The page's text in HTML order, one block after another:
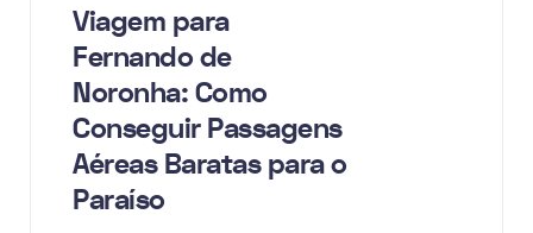
Viagem para
Fernando de
Noronha: Como
Conseguir Passagens
Aéreas Baratas para o
Paraíso